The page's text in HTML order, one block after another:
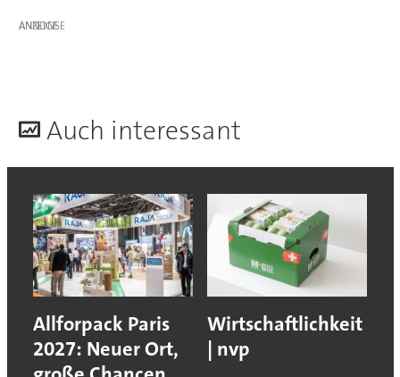
ANZEIGE
Auch interessant
Allforpack Paris
2027: Neuer Ort,
Wirtschaftlichkeit
| nvp